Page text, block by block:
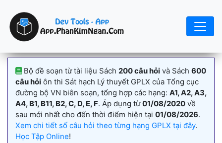
Bộ đề soạn từ tài liệu Sách 200 câu hỏi và Sách 600
câu hỏi ôn thi Sát hạch Lý thuyết GPLX của Tổng cục
đường bộ VN biên soạn, tổng hợp các hạng: A1, A2, A3,
A4, B1, B11, B2, C, D, E, F. Áp dụng từ01/08/2020 về
sau mới nhất cho đến thời điểm hiện tại 01/08/2026.
Xem chi tiết số câu hỏi theo từng hạng GPLX tại đây.
Học Tập Online!